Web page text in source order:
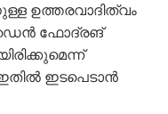
ഉത്തരവാദിത്വം
ഫോദ്രങ്
ഇതിൽ ഇടപെടാൻ